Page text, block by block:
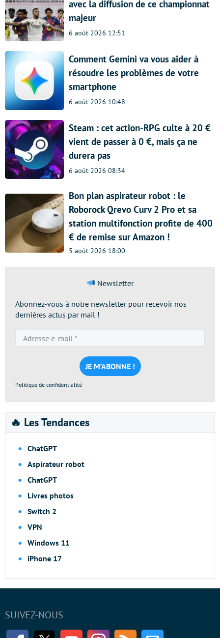
avec la diffusion de ce championnat
majeur
6 août 2026 12:51
Comment Gemini va vous aider à
résoudre les problèmes de votre
smartphone
6 août 2026 10:48
Steam : cet action-RPG culte à 20 €
vient de passer à 0 €, mais ça ne
durera pas
6 août 2026 08:34
Bon plan aspirateur robot : le
Roborock Qrevo Curv 2 Pro et sa
station multifonction profite de 400
€ de remise sur Amazon !
5 août 2026 18:00
Newsletter
Abonnez-vous à notre newsletter pour recevoir nos
dernières actus par mail !
e-
mail
*
Politique de confidentialité
🔥 Les Tendances
ChatGPT
Aspirateur robot
ChatGPT
Livres photos
Switch 2
VPN
Windows 11
iPhone 17
SUIVEZ-NOUS
FacebookTwitter Youtube InstagramRSS Newsletter